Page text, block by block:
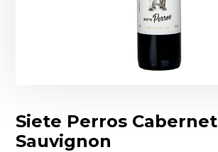
Siete Perros Cabernet
Sauvignon